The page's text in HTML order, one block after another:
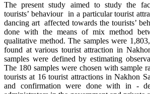
The present study aimed to study the
tourists’ behaviour in a particular tourist
dancing art affected towards the tourists’
done with the means of mix method
qualitative method. The samples were
found at various tourist attraction in
samples were defined by estimating
The 180 samples were chosen with sample
tourists at 16 tourist attractions in Nakhon
and confirmation were done with in -